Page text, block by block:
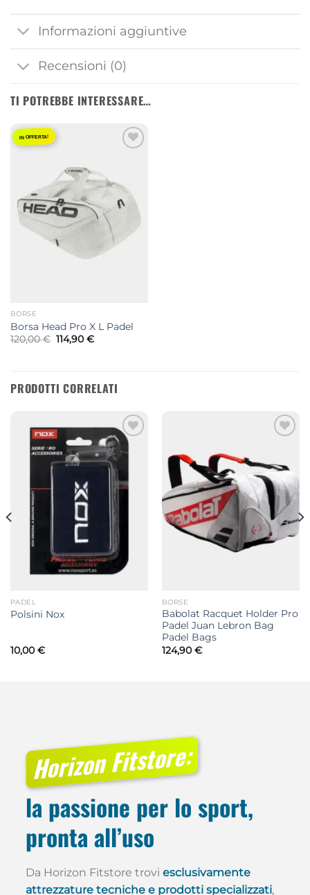
Informazioni aggiuntive
Recensioni (0)
TI POTREBBE INTERESSARE…
IN OFFERTA!
desideri
BORSE
Borsa Head Pro X L Padel
120,00€ Il
prezzo
114,90 €Il
PRODOTTI CORRELATI
Aggiungi
alla lista
desideri
PADEL
Polsini Nox
10,00 €
dei
desideri
BORSE
Babolat Racquet Holder Pro
Padel Juan Lebron Bag
Padel Bags
124,90 €
Horizon Fitstore:
la passione per lo sport,
pronta all’uso
Da Horizon Fitstore troviesclusivamente
attrezzature tecniche e prodotti specializzati,